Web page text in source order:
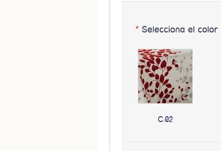
* Selecciona el color
C.02